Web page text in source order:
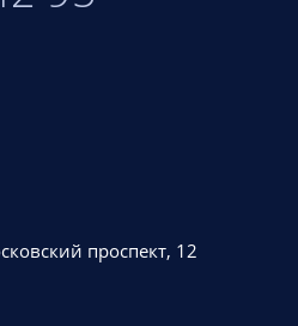
проспект, 12